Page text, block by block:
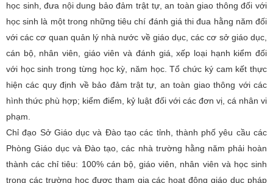
học sinh, đưa nội dung bảo đảm trật tự, an toàn giao thông đối với
học sinh là một trong những tiêu chí đánh giá thi đua hằng năm đối
với các cơ quan quản lý nhà nước về giáo dục, các cơ sở giáo dục,
cán bộ, nhân viên, giáo viên và đánh giá, xếp loại hạnh kiểm đối
với học sinh trong từng học kỳ, năm học. Tổ chức ký cam kết thực
hiện các quy định về bảo đảm trật tự, an toàn giao thông với các
hình thức phù hợp; kiểm điểm, kỷ luật đối với các đơn vị, cá nhân vi
phạm.
Chỉ đạo Sở Giáo dục và Đào tạo các tỉnh, thành phố yêu cầu các
Phòng Giáo dục và Đào tạo, các nhà trường hằng năm phải hoàn
thành các chỉ tiêu: 100% cán bộ, giáo viên, nhân viên và học sinh
trong các trường học được tham gia các hoạt động giáo dục pháp